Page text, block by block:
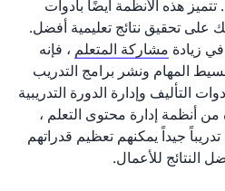
هذه الأنظمة أيضًا بأدوات
تحقيق نتائج تعليمية أفضل.
زيادة مشاركة المتعلم ، فإنه
المهام ونشر برامج التدريب
التأليف وإدارة الدورة التدريبية
من أنظمة إدارة محتوى التعلم ،
جيداً يمكنهم تعظيم قدراتهم
النتائج للأعمال.